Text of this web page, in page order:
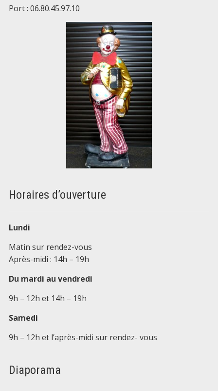
Port : 06.80.45.97.10
Horaires d’ouverture
Lundi
Matin sur rendez-vous
Après-midi : 14h – 19h
Du mardi au vendredi
9h – 12h et 14h – 19h
Samedi
9h – 12h et l’après-midi sur rendez- vous
Diaporama